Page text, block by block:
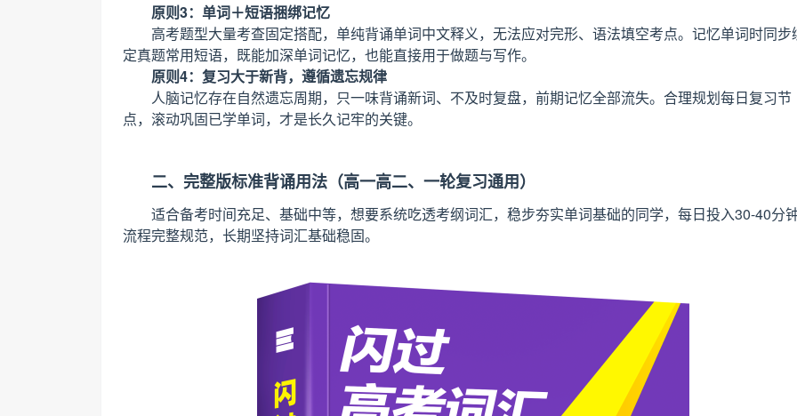
原则3：单词＋短语捆绑记忆
高考题型大量考查固定搭配，单纯背诵单词中文释义，无法应对完形、语法填空考点。记忆单词时同步
定真题常用短语，既能加深单词记忆，也能直接用于做题与写作。
原则4：复习大于新背，遵循遗忘规律
人脑记忆存在自然遗忘周期，只一味背诵新词、不及时复盘，前期记忆全部流失。合理规划每日复习节
点，滚动巩固已学单词，才是长久记牢的关键。
二、完整版标准背诵用法（高一高二、一轮复习通用）
适合备考时间充足、基础中等，想要系统吃透考纲词汇，稳步夯实单词基础的同学，每日投入30-40分钟
流程完整规范，长期坚持词汇基础稳固。